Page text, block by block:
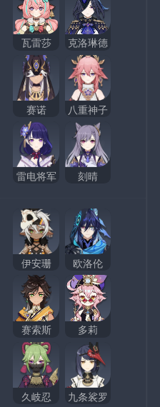
瓦雷莎 克洛琳德
赛诺 八重神子
雷电将军 刻晴
伊安珊 欧洛伦
赛索斯 多莉
久岐忍 九条裟罗